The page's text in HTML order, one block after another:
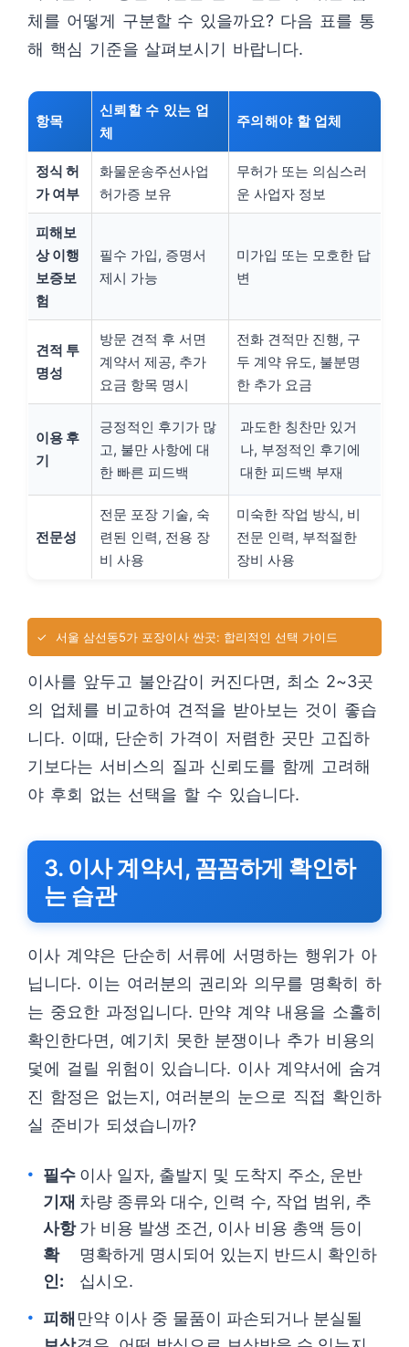
체를 어떻게 구분할 수 있을까요? 다음 표를 통
해 핵심 기준을 살펴보시기 바랍니다.
항목
신뢰할 수 있는 업
체
주의해야 할 업체
정식 허
가 여부
화물운송주선사업
허가증 보유
무허가 또는 의심스러
운 사업자 정보
피해보
상 이행
보증보
험
필수 가입, 증명서
제시 가능
미가입 또는 모호한 답
변
견적 투
명성
방문 견적 후 서면
계약서 제공, 추가
요금 항목 명시
전화 견적만 진행, 구
두 계약 유도, 불분명
한 추가 요금
이용 후
기
긍정적인 후기가 많
고, 불만 사항에 대
한 빠른 피드백
과도한 칭찬만 있거
나, 부정적인 후기에
대한 피드백 부재
전문성
전문 포장 기술, 숙
련된 인력, 전용 장
비 사용
미숙한 작업 방식, 비
전문 인력, 부적절한
장비 사용
✓ 서울 삼선동5가 포장이사 싼곳: 합리적인 선택 가이드
이사를 앞두고 불안감이 커진다면, 최소 2~3곳
의 업체를 비교하여 견적을 받아보는 것이 좋습
니다. 이때, 단순히 가격이 저렴한 곳만 고집하
기보다는 서비스의 질과 신뢰도를 함께 고려해
야 후회 없는 선택을 할 수 있습니다.
3. 이사 계약서, 꼼꼼하게 확인하
는 습관
이사 계약은 단순히 서류에 서명하는 행위가 아
닙니다. 이는 여러분의 권리와 의무를 명확히 하
는 중요한 과정입니다. 만약 계약 내용을 소홀히
확인한다면, 예기치 못한 분쟁이나 추가 비용의
덫에 걸릴 위험이 있습니다. 이사 계약서에 숨겨
진 함정은 없는지, 여러분의 눈으로 직접 확인하
실 준비가 되셨습니까?
필수
기재
사항
확
인:
이사 일자, 출발지 및 도착지 주소, 운반
차량 종류와 대수, 인력 수, 작업 범위, 추
가 비용 발생 조건, 이사 비용 총액 등이
명확하게 명시되어 있는지 반드시 확인하
십시오.
피해 만약 이사 중 물품이 파손되거나 분실될